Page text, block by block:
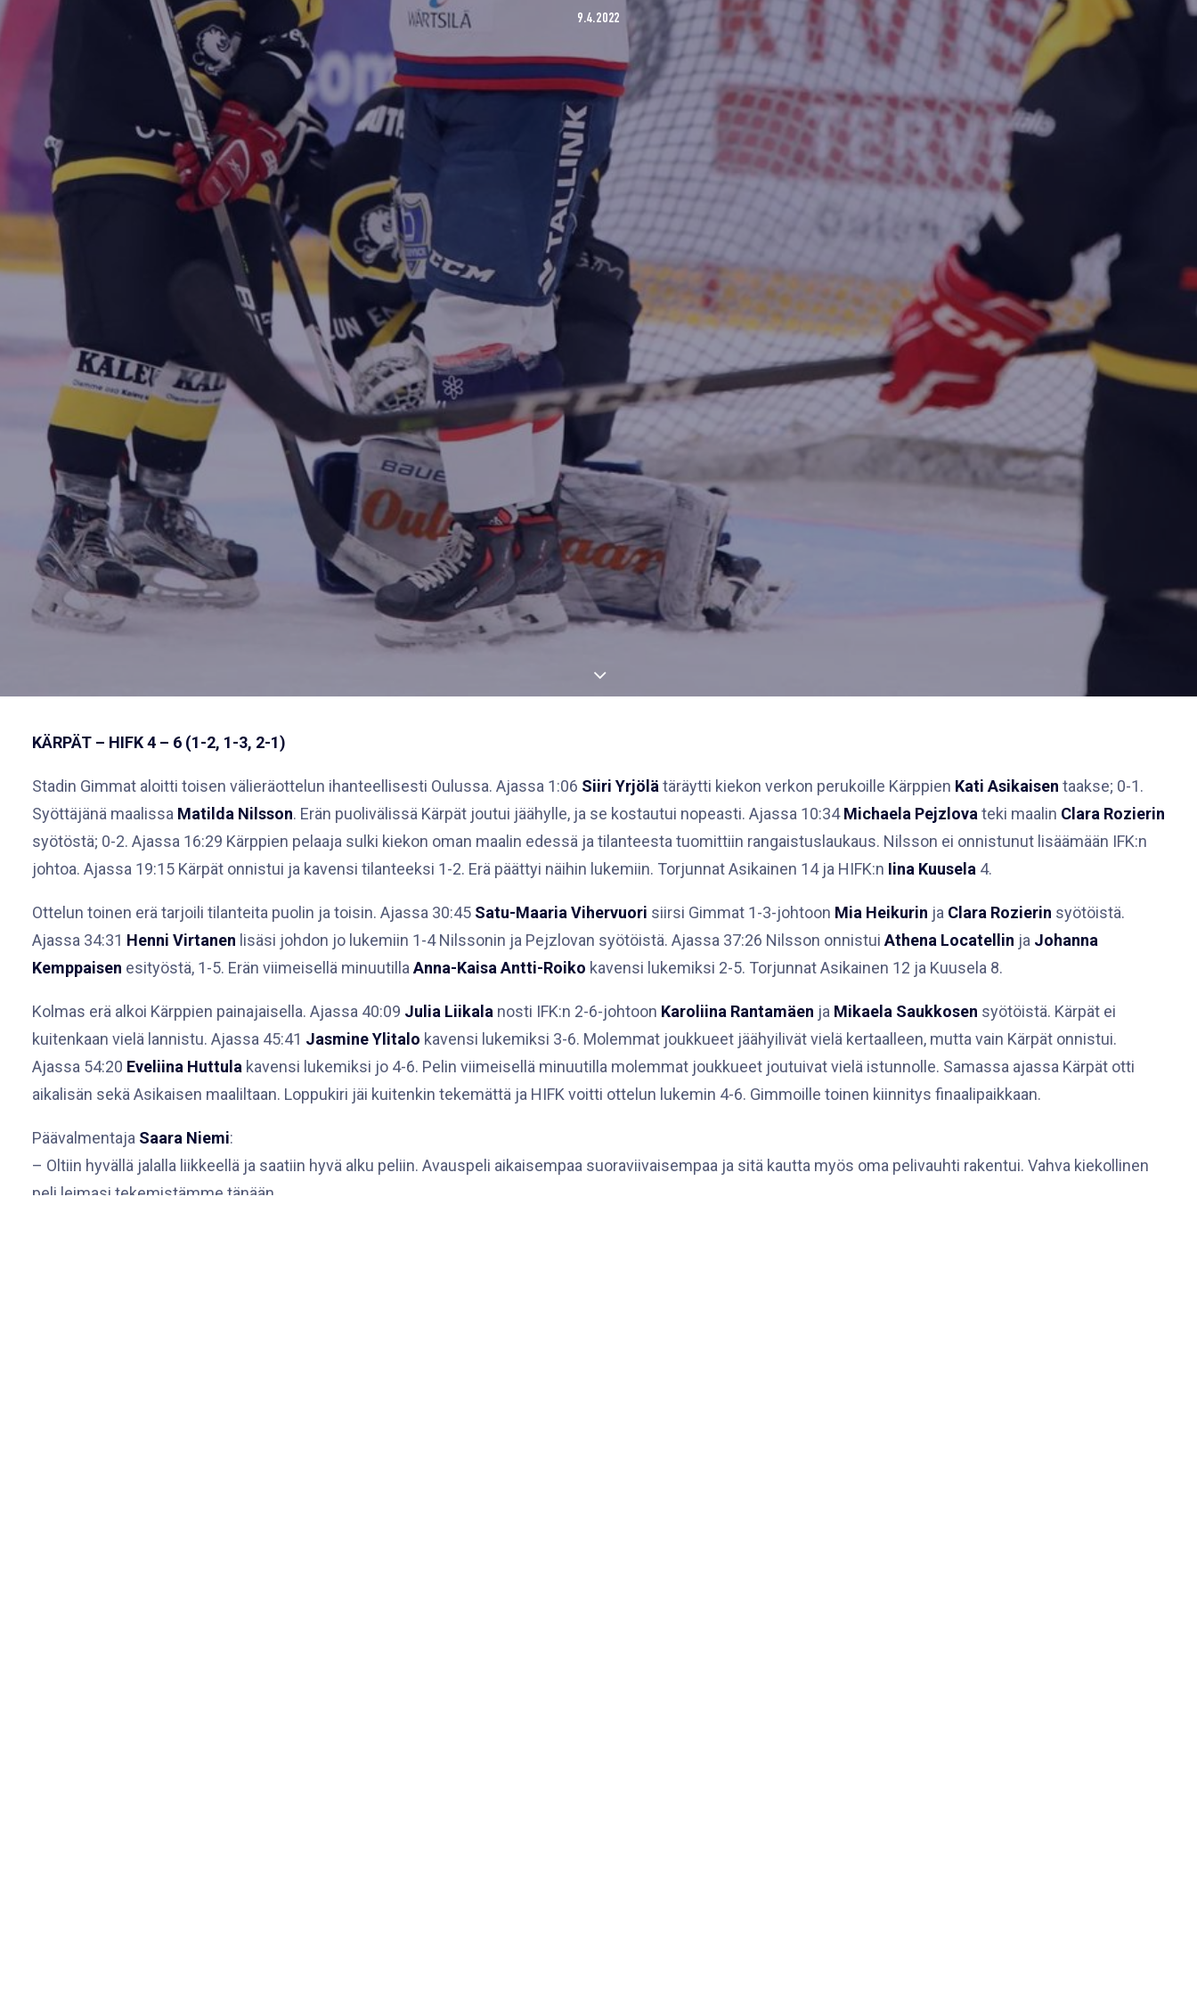
9.4.2022
KÄRPÄT – HIFK 4 – 6 (1-2, 1-3, 2-1)
Stadin Gimmat aloitti toisen välieräottelun ihanteellisesti Oulussa. Ajassa 1:06 Siiri Yrjölä täräytti kiekon verkon perukoille Kärppien Kati Asikaisen taakse; 0-1.
Syöttäjänä maalissa Matilda Nilsson. Erän puolivälissä Kärpät joutui jäähylle, ja se kostautui nopeasti. Ajassa 10:34Michaela Pejzlova teki maalin Clara Rozierin
syötöstä; 0-2. Ajassa 16:29 Kärppien pelaaja sulki kiekon oman maalin edessä ja tilanteesta tuomittiin rangaistuslaukaus. Nilsson ei onnistunut lisäämään IFK:n
johtoa. Ajassa 19:15 Kärpät onnistui ja kavensi tilanteeksi 1-2. Erä päättyi näihin lukemiin. Torjunnat Asikainen 14 ja HIFK:n Iina Kuusela 4.
Ottelun toinen erä tarjoili tilanteita puolin ja toisin. Ajassa 30:45 Satu-Maaria Vihervuori siirsi Gimmat 1-3-johtoon Mia Heikurin ja Clara Rozierin syötöistä.
Ajassa 34:31 Henni Virtanen lisäsi johdon jo lukemiin 1-4 Nilssonin ja Pejzlovan syötöistä. Ajassa 37:26 Nilsson onnistui Athena Locatellin ja Johanna
Kemppaisen esityöstä, 1-5. Erän viimeisellä minuutilla Anna-Kaisa Antti-Roiko kavensi lukemiksi 2-5. Torjunnat Asikainen 12 ja Kuusela 8.
Kolmas erä alkoi Kärppien painajaisella. Ajassa 40:09 Julia Liikala nosti IFK:n 2-6-johtoon Karoliina Rantamäen ja Mikaela Saukkosen syötöistä. Kärpät ei
kuitenkaan vielä lannistu. Ajassa 45:41 Jasmine Ylitalo kavensi lukemiksi 3-6. Molemmat joukkueet jäähyilivät vielä kertaalleen, mutta vain Kärpät onnistui.
Ajassa 54:20 Eveliina Huttula kavensi lukemiksi jo 4-6. Pelin viimeisellä minuutilla molemmat joukkueet joutuivat vielä istunnolle. Samassa ajassa Kärpät otti
aikalisän sekä Asikaisen maaliltaan. Loppukiri jäi kuitenkin tekemättä ja HIFK voitti ottelun lukemin 4-6. Gimmoille toinen kiinnitys finaalipaikkaan.
Päävalmentaja Saara Niemi:
– Oltiin hyvällä jalalla liikkeellä ja saatiin hyvä alku peliin. Avauspeli aikaisempaa suoraviivaisempaa ja sitä kautta myös oma pelivauhti rakentui. Vahva kiekollinen
peli leimasi tekemistämme tänään.